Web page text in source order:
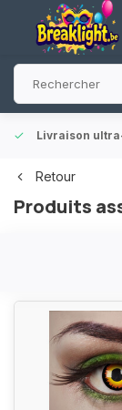
Livraison
Retour
Produits